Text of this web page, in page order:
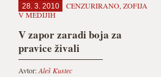
28. 3. 2010 CENZURIRANO, ZOFIJA
V MEDIJIH
V zapor zaradi boja za
pravice živali
Avtor:Aleš Kustec